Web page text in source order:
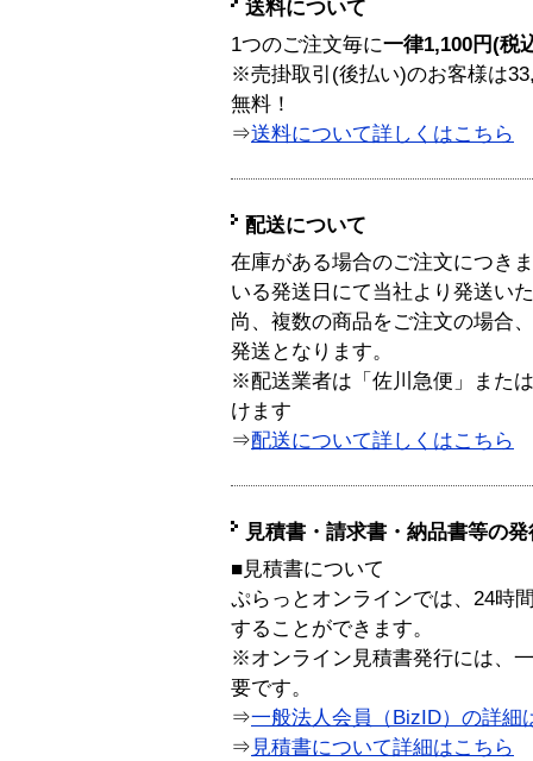
送料について
1つのご注文毎に一律1,100円(税
※売掛取引(後払い)のお客様は
無料！
⇒送料について詳しくはこちら
配送について
在庫がある場合のご注文につき
いる発送日にて当社より発送い
尚、複数の商品をご注文の場合
発送となります。
※配送業者は「佐川急便」また
けます
⇒配送について詳しくはこちら
見積書・請求書・納品書等の
■見積書について
ぷらっとオンラインでは、24時
することができます。
※オンライン見積書発行には、
要です。
⇒一般法人会員（BizID）の詳細
⇒ 見積書について詳細はこちら